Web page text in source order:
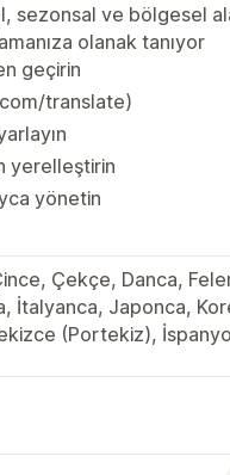
sezonsal ve bölgesel
olanak tanıyor
geçirin
translate)
yerelleştirin
yönetin
Çekçe, Danca,
İtalyanca, Japonca,
(Portekiz),